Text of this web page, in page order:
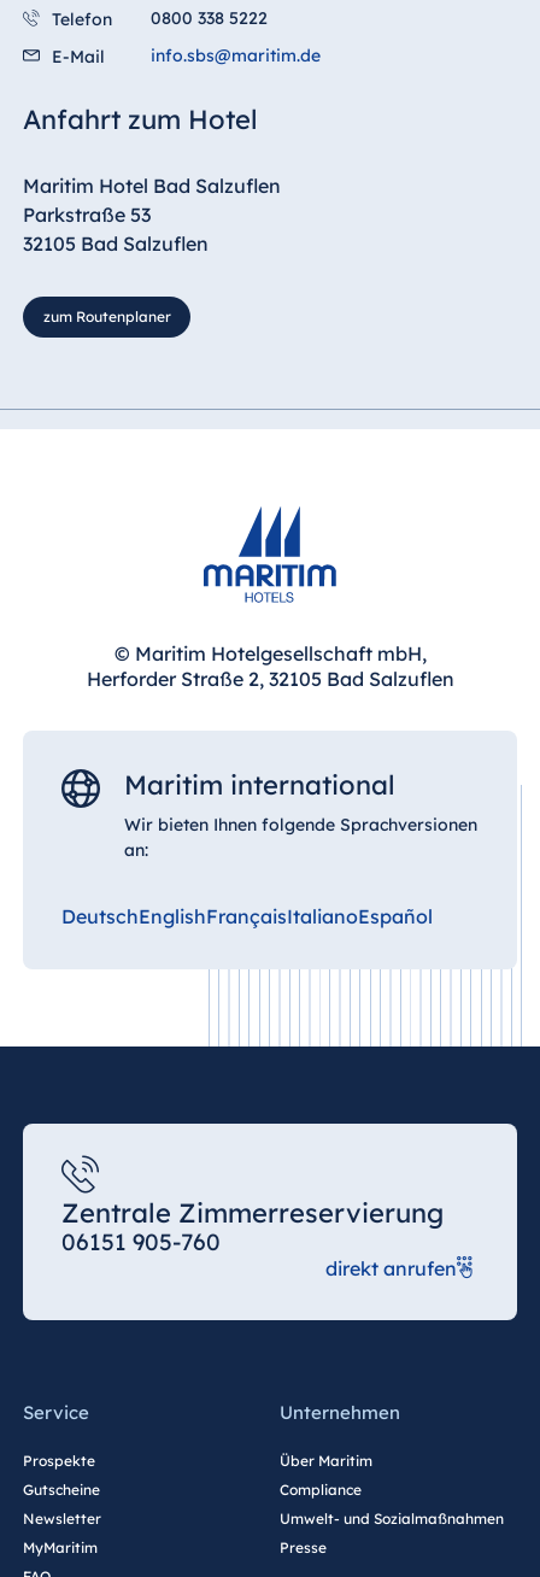
Antonine Hotel &
Resort & Spa
Mauritius
Telefon
0800 338 5222
E-Mail
info.sbs@maritim.de
Anfahrt zum Hotel
Maritim Hotel Bad Salzuflen
Parkstraße 53
32105 Bad Salzuflen
zum Routenplaner
© Maritim Hotelgesellschaft mbH,
Herforder Straße 2, 32105 Bad Salzuflen
Maritim international
Wir bieten Ihnen folgende Sprachversionen
an:
DeutschEnglishFrançaisItalianoEspañol
Zentrale Zimmerreservierung
06151 905-760
direkt anrufen
Service
Prospekte
Gutscheine
Newsletter
MyMaritim
Unternehmen
Über Maritim
Compliance
Umwelt- und Sozialmaßnahmen
Presse